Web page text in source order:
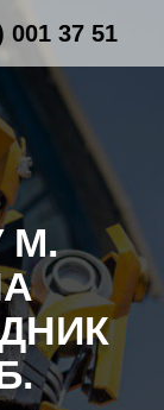
001 37 51
М.